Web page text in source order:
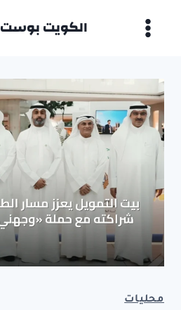
الكويت بوست
محليات